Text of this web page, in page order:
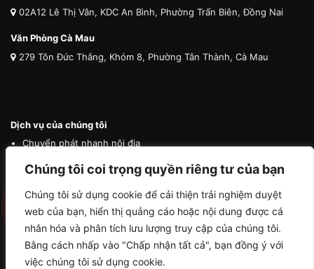
Chúng tôi coi trọng quyền riêng tư của bạn
Chúng tôi sử dụng cookie để cải thiện trải nghiệm duyệt
web của bạn, hiển thị quảng cáo hoặc nội dung được cá
nhân hóa và phân tích lưu lượng truy cập của chúng tôi.
Bằng cách nhấp vào "Chấp nhận tất cả", bạn đồng ý với
việc chúng tôi sử dụng cookie.
02A12 Lê Thị Vân, KDC An Bình, Phường Trấn Biên, Đồng Nai
Văn Phòng Cà Mau
279 Tôn Đức Thắng, Khóm 8, Phường Tân Thành, Cà Mau
Dịch vụ của chúng tôi
Chuyển phát nhanh nội địa
Chuyển phát nhanh quốc tế
Vận chuyển thú cưng
Mua hộ hàng nước ngoài